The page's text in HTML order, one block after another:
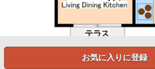
お気に入りに登録